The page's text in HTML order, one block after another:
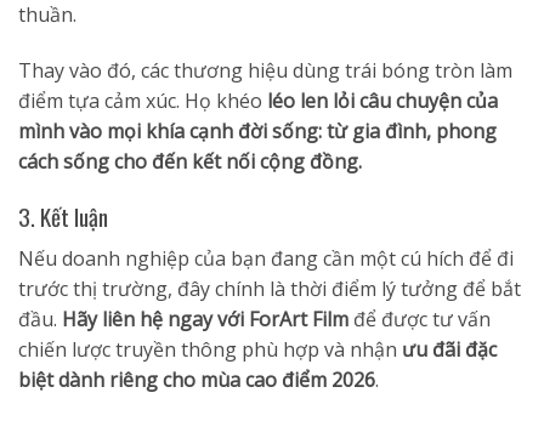
thuần.
Thay vào đó, các thương hiệu dùng trái bóng tròn làm
điểm tựa cảm xúc. Họ khéo léo len lỏi câu chuyện của
mình vào mọi khía cạnh đời sống: từ gia đình, phong
cách sống cho đến kết nối cộng đồng.
3. Kết luận
Nếu doanh nghiệp của bạn đang cần một cú hích để đi
trước thị trường, đây chính là thời điểm lý tưởng để bắt
đầu. Hãy liên hệ ngay với ForArt Film để được tư vấn
chiến lược truyền thông phù hợp và nhận ưu đãi đặc
biệt dành riêng cho mùa cao điểm 2026.